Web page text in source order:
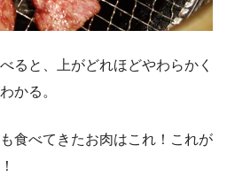
ると、上がどれほどやわらかく
かる。
食べてきたお肉はこれ！これが